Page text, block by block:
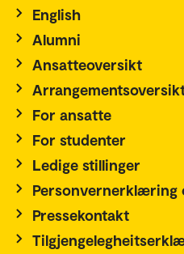
English
Alumni
Ansatteoversikt
For ansatte
For studenter
Ledige stillinger
Personvernerklæring
Pressekontakt